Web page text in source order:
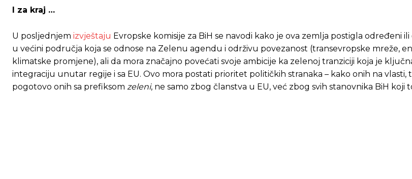
I za kraj …
U posljednjem izvještaju Evropske komisije za BiH se navodi kako je ova zemlja postigla određeni
u većini područja koja se odnose na Zelenu agendu i održivu povezanost (transevropske mreže,
klimatske promjene), ali da mora značajno povećati svoje ambicije ka zelenoj tranziciji koja je
integraciju unutar regije i sa EU. Ovo mora postati prioritet političkih stranaka – kako onih na vlasti,
pogotovo onih sa prefiksom zeleni, ne samo zbog članstva u EU, već zbog svih stanovnika BiH koji